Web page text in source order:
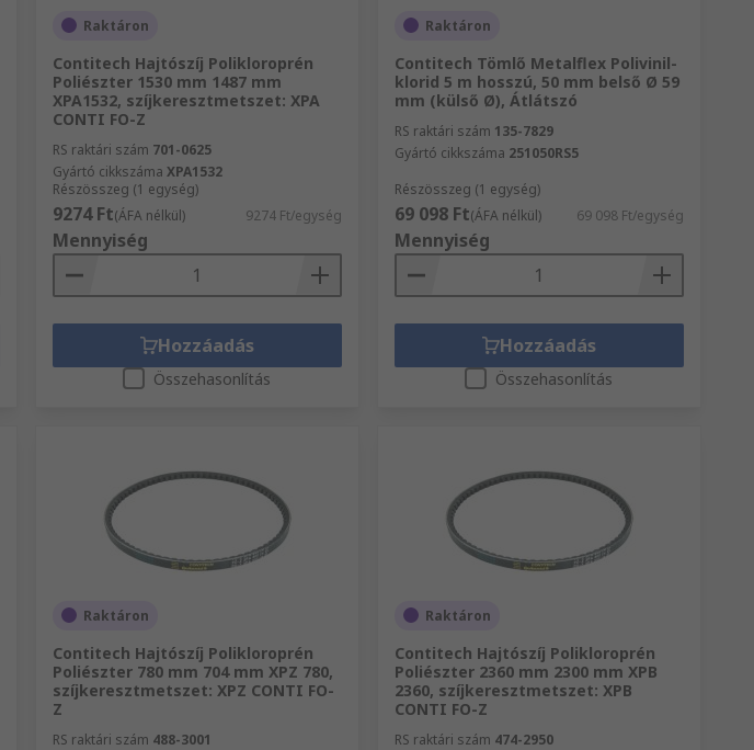
Raktáron
Contitech Hajtószíj Polikloroprén
Poliészter 1530 mm 1487 mm
XPA1532, szíjkeresztmetszet: XPA
CONTI FO-Z
RS raktári szám 701-0625
Gyártó cikkszáma XPA1532
Részösszeg (1 egység)
9274 Ft(ÁFA nélkül) 9274 Ft/egység
Mennyiség
Hozzáadás
Összehasonlítás
Raktáron
Contitech Tömlő Metalflex Polivinil-
klorid 5 m hosszú, 50 mm belső Ø 59
mm (külső Ø), Átlátszó
RS raktári szám 135-7829
Gyártó cikkszáma 251050RS5
Részösszeg (1 egység)
69 098 Ft(ÁFA nélkül) 69 098 Ft/egység
Mennyiség
Hozzáadás
Összehasonlítás
Raktáron
Contitech Hajtószíj Polikloroprén
Poliészter 780 mm 704 mm XPZ 780,
szíjkeresztmetszet: XPZ CONTI FO-
Z
RS raktári szám 488-3001
Raktáron
Contitech Hajtószíj Polikloroprén
Poliészter 2360 mm 2300 mm XPB
2360, szíjkeresztmetszet: XPB
CONTI FO-Z
RS raktári szám 474-2950